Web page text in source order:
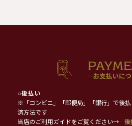
○後払い
※「コンビニ」「郵便局」「銀行」で後
済方法です
当店のご利用ガイドをご覧ください→
後